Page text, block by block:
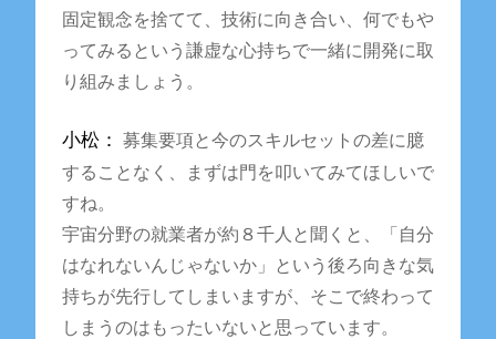
固定観念を捨てて、技術に向き合い、何でもや
ってみるという謙虚な心持ちで一緒に開発に取
り組みましょう。
小松：
募集要項と今のスキルセットの差に臆
することなく、まずは門を叩いてみてほしいで
すね。
宇宙分野の就業者が約８千人と聞くと、「自分
はなれないんじゃないか」という後ろ向きな気
持ちが先行してしまいますが、そこで終わって
しまうのはもったいないと思っています。